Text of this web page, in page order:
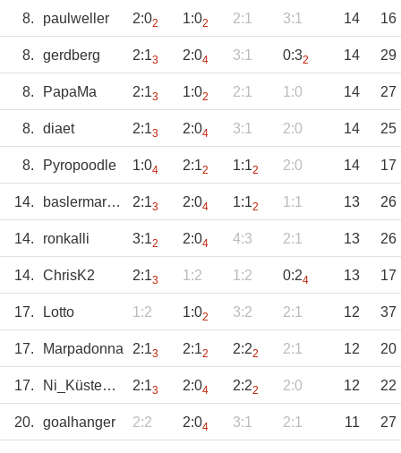
8. paulweller 2:02 1:02 2:1 3:1 14 16
8. gerdberg 2:13 2:04 3:1 0:32 14 29
8. PapaMa 2:13 1:02 2:1 1:0 14 27
8. diaet 2:13 2:04 3:1 2:0 14 25
8. Pyropoodle 1:04 2:12 1:12 2:0 14 17
14. baslermario73 2:13 2:04 1:12 1:1 13 26
14. ronkalli 3:12 2:04 4:3 2:1 13 26
14. ChrisK2 2:13 1:2 1:2 0:24 13 17
17. Lotto 1:2 1:02 3:2 2:1 12 37
17. Marpadonna 2:13 2:12 2:22 2:1 12 20
17. Ni_Küstenkind 2:13 2:04 2:22 2:0 12 22
20. goalhanger 2:2 2:04 3:1 2:1 11 27